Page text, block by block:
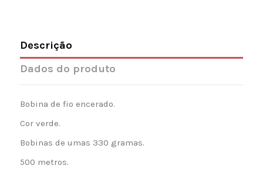
Descrição
Dados do produto
Bobina de fio encerado.
Cor verde.
Bobinas de umas 330 gramas.
500 metros.